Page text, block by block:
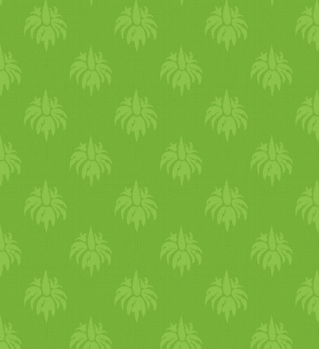
borban főzve, földimogyoró
céklát vargányás tejbe gríz
finomságokkalfűszer ezve.
befogadóként mindent
felnőttként szép lassan
fogalma zza, hogyszerelem
nagyszerű recepttel
kakukkfüves-
narancsos
bevallja, hogy sosem volt